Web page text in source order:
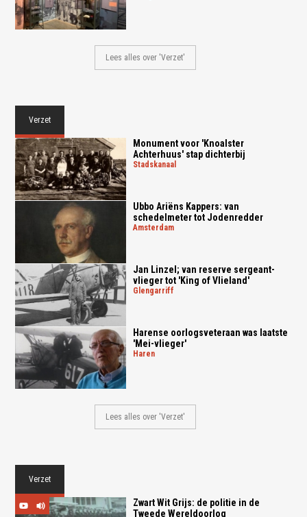
Lees alles over 'Verzet'
Verzet
Monument voor 'Knoalster
Achterhuus' stap dichterbij
stadskanaal
Ubbo Ariëns Kappers: van
schedelmeter tot Jodenredder
amsterdam
Jan Linzel; van reserve sergeant-
vlieger tot 'King of Vlieland'
glengarriff
Harense oorlogsveteraan was laatste
'Mei-vlieger'
haren
Lees alles over 'Verzet'
Verzet
Zwart Wit Grijs: de politie in de
Tweede Wereldoorlog